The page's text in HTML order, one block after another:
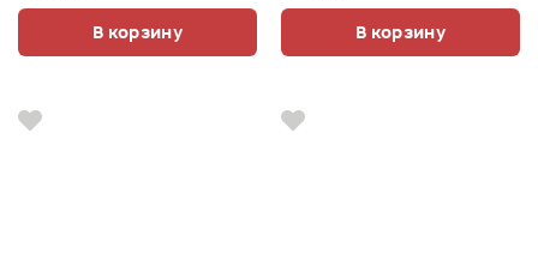
В корзину В корзину